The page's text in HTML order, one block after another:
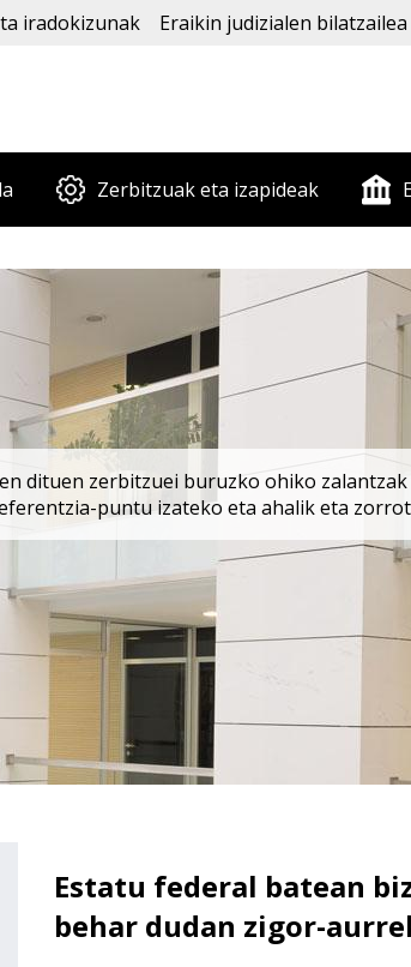
iradokizunak Eraikin judizialen bilatzailea
Zerbitzuak eta izapideak
dituen zerbitzuei buruzko ohiko
puntu izateko eta ahalik eta
Estatu federal batean
behar dudan zigor-